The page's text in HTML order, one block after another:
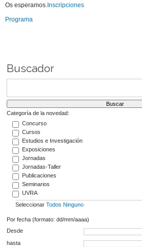
Os esperamos. Inscripciones
Programa
Buscador
Categoría de la novedad:
Concurso
Cursos
Estudios e Investigación
Exposiciones
Jornadas
Jornadas-Taller
Publicaciones
Seminarios
UVRA
Seleccionar Todos Ninguno
Por fecha (formato: dd/mm/aaaa)
Desde
hasta